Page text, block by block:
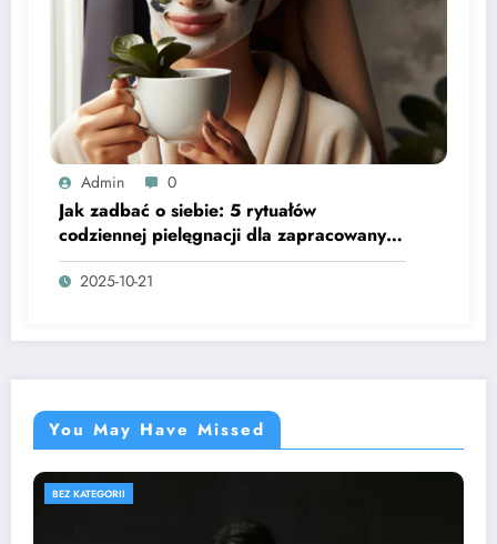
Admin 0
Jak zadbać o siebie: 5 rytuałów
codziennej pielęgnacji dla zapracowanych
kobiet
2025-10-21
You May Have Missed